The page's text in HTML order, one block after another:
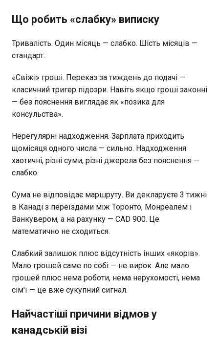
Що робить «слабку» виписку
Тривалість. Один місяць — слабко. Шість місяців —
стандарт.
«Свіжі» гроші. Переказ за тиждень до подачі —
класичний тригер підозри. Навіть якщо гроші законні
— без пояснення виглядає як «позика для
консульства».
Нерегулярні надходження. Зарплата приходить
щомісяця одного числа — сильно. Надходження
хаотичні, різні суми, різні джерела без пояснення —
слабко.
Сума не відповідає маршруту. Ви декларуєте 3 тижні
в Канаді з переїздами між Торонто, Монреалем і
Ванкувером, а на рахунку — CAD 900. Це
математично не сходиться.
Слабкий залишок плюс відсутність інших «якорів».
Мало грошей саме по собі — не вирок. Але мало
грошей плюс нема роботи, нема нерухомості, нема
сім'ї — це вже сукупний сигнал.
Найчастіші причини відмов у
канадській візі